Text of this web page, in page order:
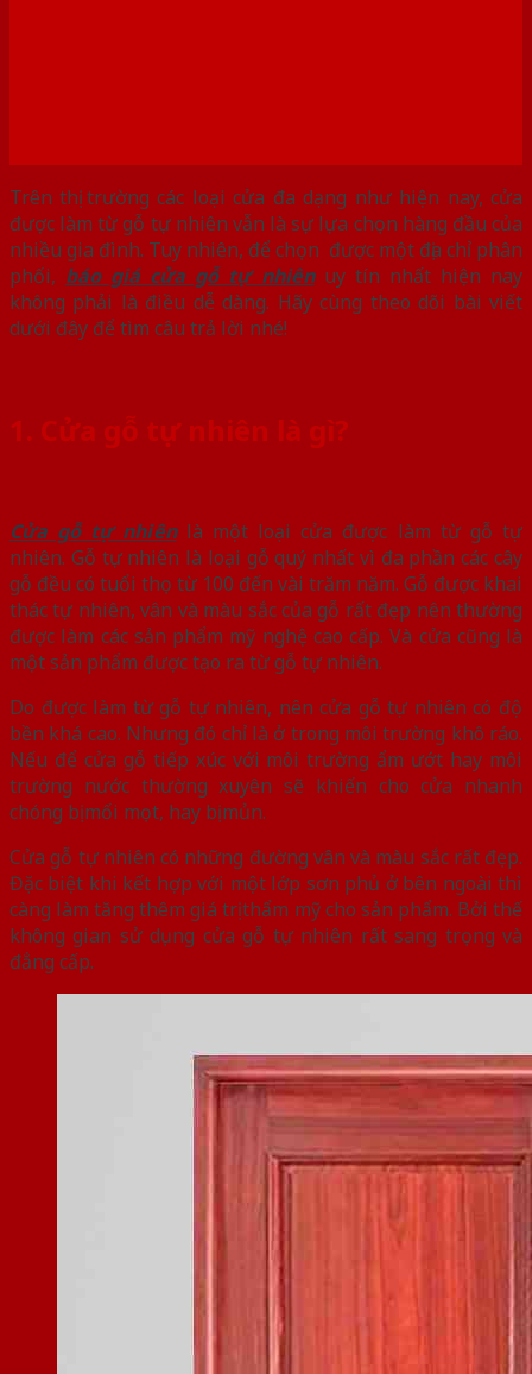
Trên thị trường các loại cửa đa dạng như hiện nay, cửa
được làm từ gỗ tự nhiên vẫn là sự lựa chọn hàng đầu của
nhiều gia đình. Tuy nhiên, để chọn được một địa chỉ phân
phối, báo giá cửa gỗ tự nhiênuy tín nhất hiện nay
không phải là điều dễ dàng. Hãy cùng theo dõi bài viết
dưới đây để tìm câu trả lời nhé!
1. Cửa gỗ tự nhiên là gì?
Cửa gỗ tự nhiênlà một loại cửa được làm từ gỗ tự
nhiên. Gỗ tự nhiên là loại gỗ quý nhất vì đa phần các cây
gỗ đều có tuổi thọ từ 100 đến vài trăm năm. Gỗ được khai
thác tự nhiên, vân và màu sắc của gỗ rất đẹp nên thường
được làm các sản phẩm mỹ nghệ cao cấp. Và cửa cũng là
một sản phẩm được tạo ra từ gỗ tự nhiên.
Do được làm từ gỗ tự nhiên, nên cửa gỗ tự nhiên có độ
bền khá cao. Nhưng đó chỉ là ở trong môi trường khô ráo.
Nếu để cửa gỗ tiếp xúc với môi trường ẩm ướt hay môi
trường nước thường xuyên sẽ khiến cho cửa nhanh
chóng bị mối mọt, hay bị mủn.
Cửa gỗ tự nhiên có những đường vân và màu sắc rất đẹp.
Đặc biệt khi kết hợp với một lớp sơn phủ ở bên ngoài thì
càng làm tăng thêm giá trị thẩm mỹ cho sản phẩm. Bởi thế
không gian sử dụng cửa gỗ tự nhiên rất sang trọng và
đẳng cấp.